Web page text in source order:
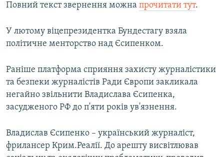
Повний текст звернення можна прочитати тут.
У лютому віцепрезидентка Бундестагу взяла
політичне менторство над Єсипенком.
Раніше платформа сприяння захисту журналістики
та безпеки журналістів Ради Європи закликала
негайно звільнити Владислава Єсипенка,
засудженого РФ до п'яти років ув'язнення.
Владислав Єсипенко – український журналіст,
фрилансер Крим.Реалії. До арешту висвітлював